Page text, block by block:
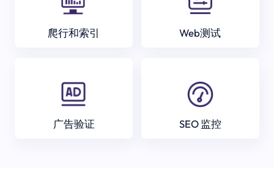
爬行和索引 Web测试
广告验证 SEO 监控